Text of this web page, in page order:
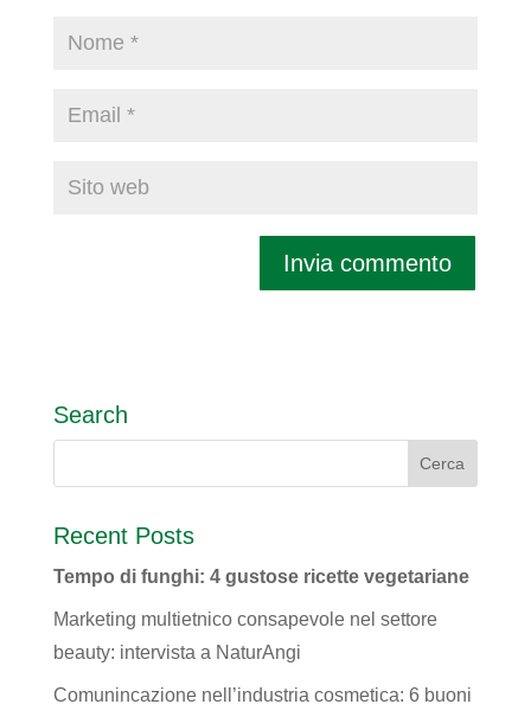
Search
Recent Posts
Tempo di funghi: 4 gustose ricette vegetariane
Marketing multietnico consapevole nel settore
beauty: intervista a NaturAngi
Comunincazione nell’industria cosmetica: 6 buoni